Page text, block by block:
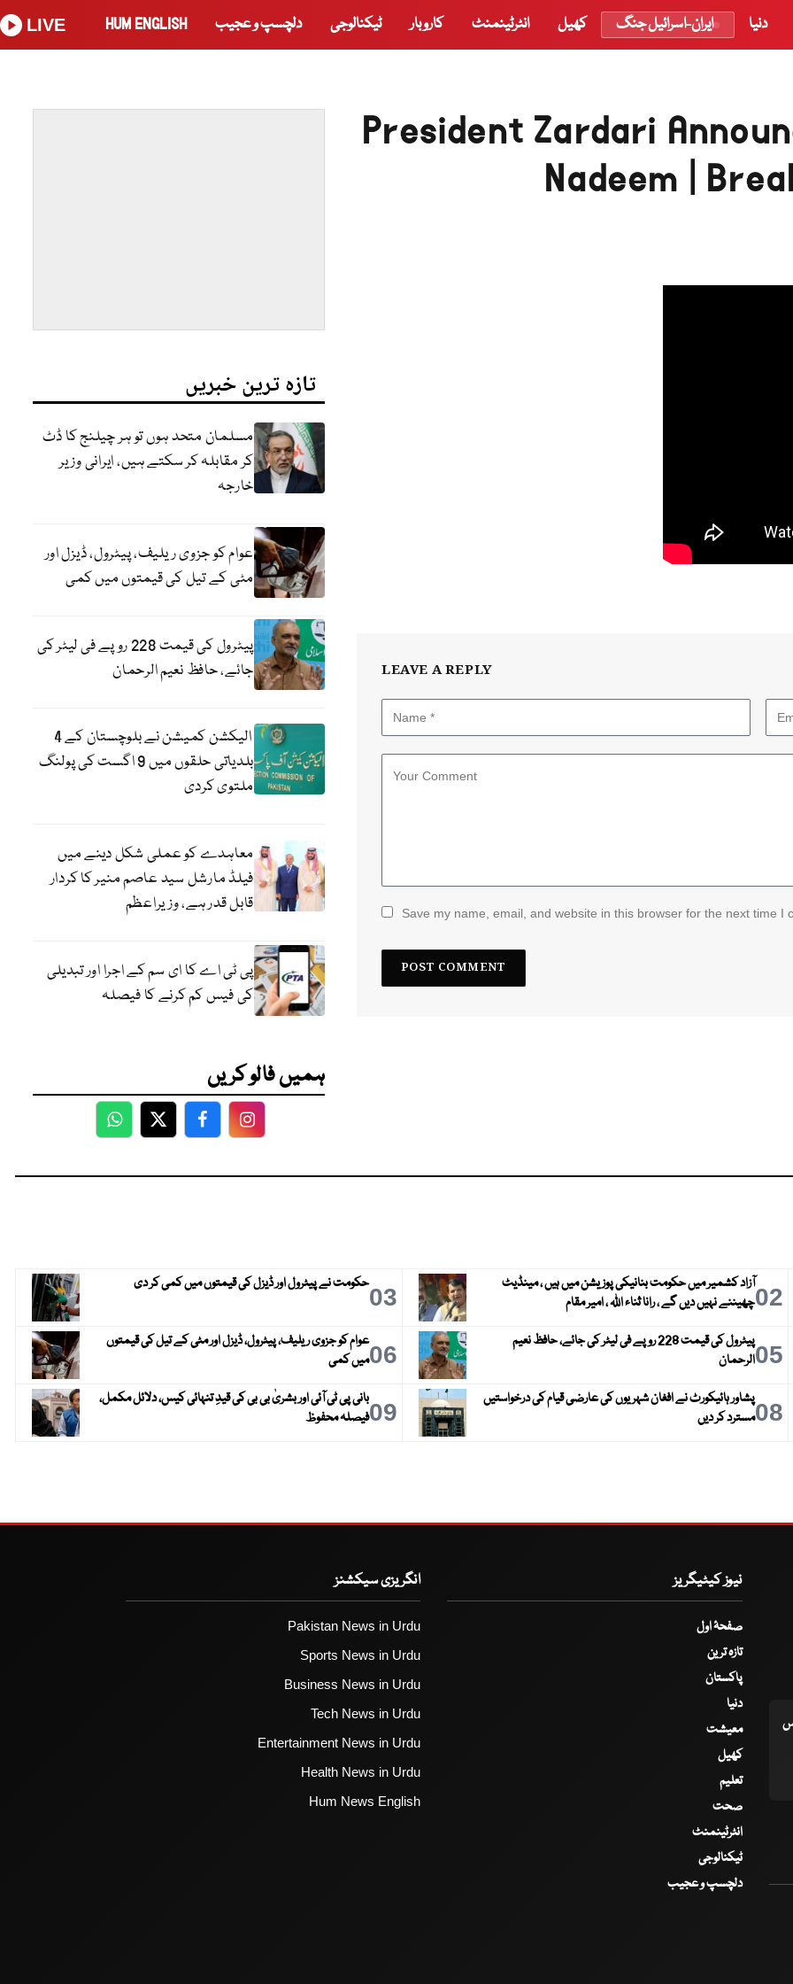
دنیا ایران-اسرائیل جنگ کھیل انٹرٹینمنٹ کاروبار ٹیکنالوجی دلچسپ و عجیب HUM ENGLISH
LIVE
President Zardari
Nadeem |
LEAVE A REPLY
Save my name, email, and website in this browser for the next time I
تازہ ترین خبریں
مسلمان متحد ہوں تو ہر چیلنج کا ڈٹ
کر مقابلہ کر سکتے ہیں، ایرانی وزیر
خارجہ
عوام کو جزوی ریلیف، پیٹرول، ڈیزل اور
مٹی کے تیل کی قیمتوں میں کمی
پیٹرول کی قیمت 228 روپے فی لیٹر کی
جائے، حافظ نعیم الرحمان
الیکشن کمیشن نے بلوچستان کے 4
بلدیاتی حلقوں میں 9 اگست کی پولنگ
ملتوی کردی
معاہدے کو عملی شکل دینے میں
فیلڈ مارشل سید عاصم منیر کا کردار
قابل قدر ہے، وزیراعظم
پی ٹی اے کا ای سم کے اجرا اور تبدیلی
کی فیس کم کرنے کا فیصلہ
ہمیں فالو کریں
WhatsApp
TwitterFacebookFacebook
02آزاد کشمیر میں حکومت بنانیکی پوزیشن میں ہیں ، مینڈیٹ
چھیننے نہیں دیں گے ، رانا ثناء اللہ ، امیر مقام
03حکومت نے پیٹرول اور ڈیزل کی قیمتوں میں کمی کر دی
05
پیٹرول کی قیمت 228 روپے فی لیٹر کی جائے، حافظ نعیم
الرحمان
06عوام کو جزوی ریلیف، پیٹرول، ڈیزل اور مٹی کے تیل کی قیمتوں
میں کمی
08پشاور ہائیکورٹ نے افغان شہریوں کی عارضی قیام کی درخواستیں
مسترد کر دیں
09بانی پی ٹی آئی اور بشریٰ بی بی کی قیدِ تنہائی کیس، دلائل مکمل،
فیصلہ محفوظ
نیوز کیٹیگریز
صفحۂ اول
تازہ ترین
پاکستان
دنیا
معیشت
کھیل
تعلیم
صحت
انٹرٹینمنٹ
ٹیکنالوجی
دلچسپ و عجیب
انگریزی سیکشنز
Pakistan News in Urdu
Sports News in Urdu
Business News in Urdu
Tech News in Urdu
Entertainment News in Urdu
Health News in Urdu
Hum News English